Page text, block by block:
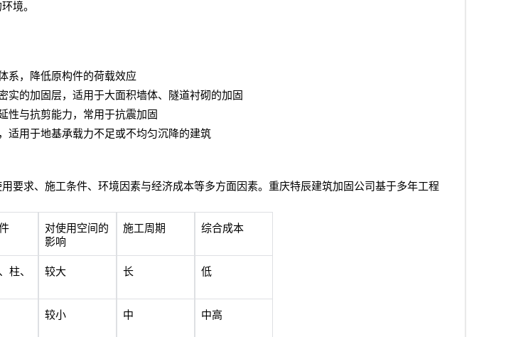
境。
系，降低原构件的荷载效应
实的加固层，适用于大面积墙体、隧道衬砌的加固
性与抗剪能力，常用于抗震加固
适用于地基承载力不足或不均匀沉降的建筑
要求、施工条件、环境因素与经济成本等多方面因素。重庆特辰建筑加固公司基于多年工程
对使用空间的
影响
施工周期 综合成本
柱、
较大 长 低
较小 中 中高